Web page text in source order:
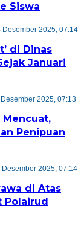
Siswa
Desember 2025, 07:14
di Dinas
Januari
2025, 07:13
Mencuat,
Penipuan
Desember 2025, 07:14
di Atas
Polairud